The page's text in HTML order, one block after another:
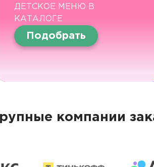
ДЕТСКОЕ МЕНЮ В
КАТАЛОГЕ
Подобрать
компании